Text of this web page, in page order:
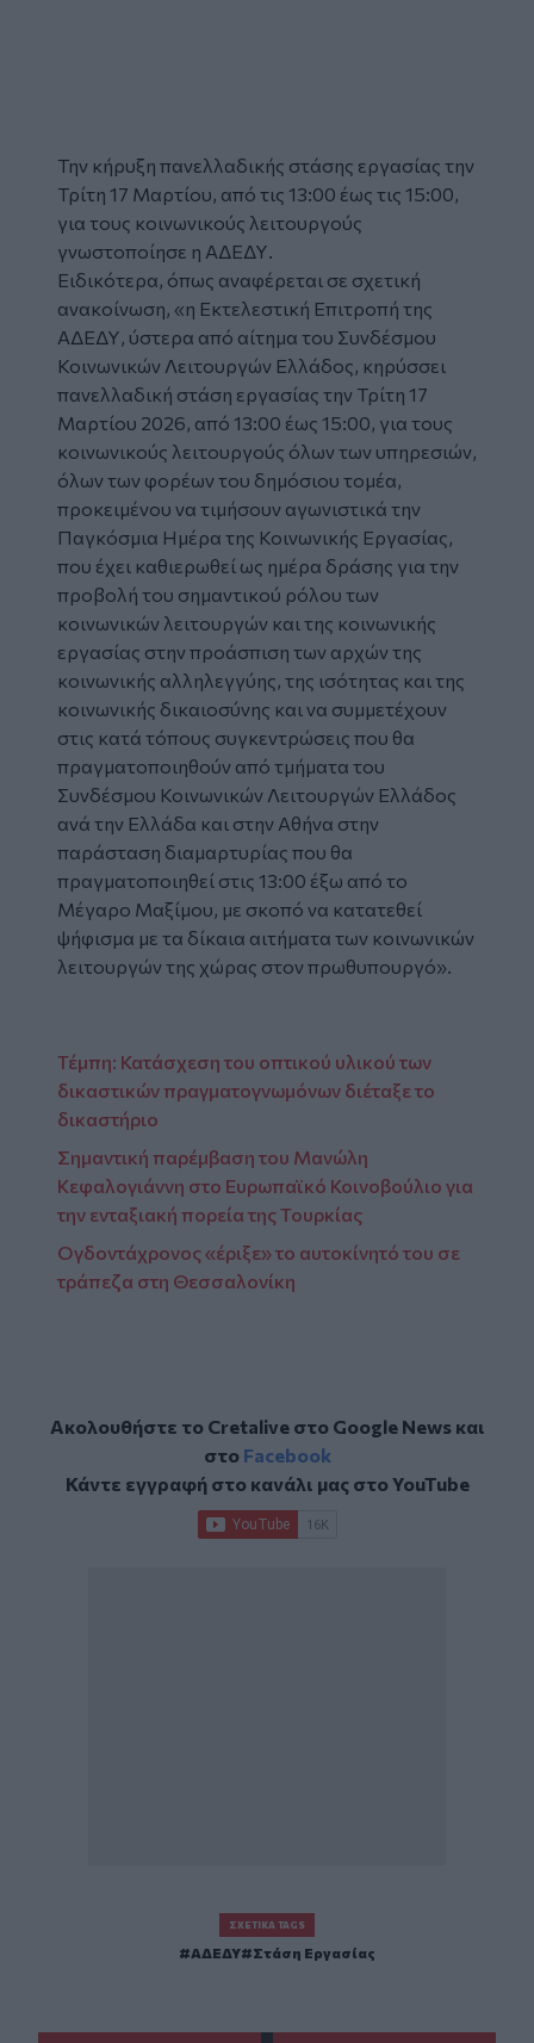
Την κήρυξη πανελλαδικής στάσης εργασίας την
Τρίτη 17 Μαρτίου, από τις 13:00 έως τις 15:00,
για τους κοινωνικούς λειτουργούς
γνωστοποίησε η ΑΔΕΔΥ.
Ειδικότερα, όπως αναφέρεται σε σχετική
ανακοίνωση, «η Εκτελεστική Επιτροπή της
ΑΔΕΔΥ, ύστερα από αίτημα του Συνδέσμου
Κοινωνικών Λειτουργών Ελλάδος, κηρύσσει
πανελλαδική στάση εργασίας την Τρίτη 17
Μαρτίου 2026, από 13:00 έως 15:00, για τους
κοινωνικούς λειτουργούς όλων των υπηρεσιών,
όλων των φορέων του δημόσιου τομέα,
προκειμένου να τιμήσουν αγωνιστικά την
Παγκόσμια Ημέρα της Κοινωνικής Εργασίας,
που έχει καθιερωθεί ως ημέρα δράσης για την
προβολή του σημαντικού ρόλου των
κοινωνικών λειτουργών και της κοινωνικής
εργασίας στην προάσπιση των αρχών της
κοινωνικής αλληλεγγύης, της ισότητας και της
κοινωνικής δικαιοσύνης και να συμμετέχουν
στις κατά τόπους συγκεντρώσεις που θα
πραγματοποιηθούν από τμήματα του
Συνδέσμου Κοινωνικών Λειτουργών Ελλάδος
ανά την Ελλάδα και στην Αθήνα στην
παράσταση διαμαρτυρίας που θα
πραγματοποιηθεί στις 13:00 έξω από το
Μέγαρο Μαξίμου, με σκοπό να κατατεθεί
ψήφισμα με τα δίκαια αιτήματα των κοινωνικών
λειτουργών της χώρας στον πρωθυπουργό».
Τέμπη: Κατάσχεση του οπτικού υλικού των
δικαστικών πραγματογνωμόνων διέταξε το
δικαστήριο
Σημαντική παρέμβαση του Μανώλη
Κεφαλογιάννη στο Ευρωπαϊκό Κοινοβούλιο για
την ενταξιακή πορεία της Τουρκίας
Ογδοντάχρονος «έριξε» το αυτοκίνητό του σε
τράπεζα στη Θεσσαλονίκη
Ακολουθήστε το Cretalive στο Google Newsκαι
στο Facebook
Κάντε εγγραφή στο κανάλι μας στοYouTube
ΣΧΕΤΙΚΆ TAGS
ΑΔΕΔΥ Στάση Εργασίας